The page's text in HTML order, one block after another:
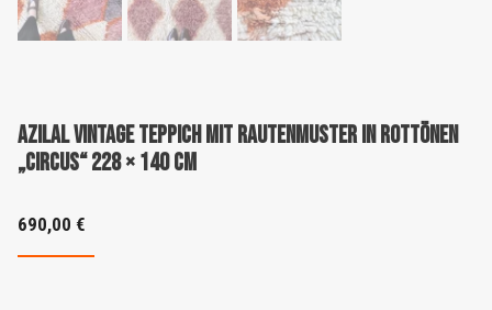
Azilal Vintage Teppich mit Rautenmuster in Rottönen
„Circus“ 228 × 140 cm
690,00 €